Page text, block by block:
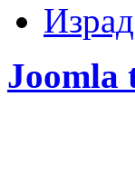
Joomla